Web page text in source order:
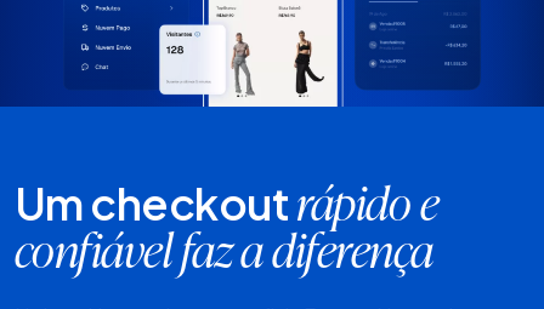
Um checkout rápido e
confiável faz a diferença